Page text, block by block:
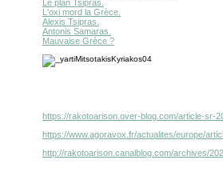
Le plan Tsipras.
L'oxi mord la Grèce.
Alexis Tsipras.
Antonis Samaras.
Mauvaise Grèce ?
https://rakotoarison.over-blog.com/article-sr-
https://www.agoravox.fr/actualites/europe/
http://rakotoarison.canalblog.com/archives/